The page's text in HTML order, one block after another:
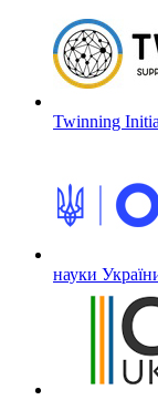
Twinning
науки